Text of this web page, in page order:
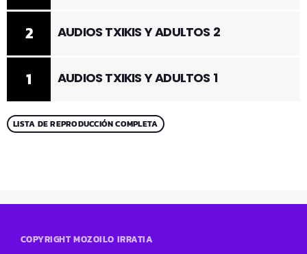
1 AUDIOS TXIKIS Y ADULTOS 1
2 AUDIOS TXIKIS Y ADULTOS 2
LISTA DE REPRODUCCIÓN COMPLETA
COPYRIGHT MOZOILO IRRATIA